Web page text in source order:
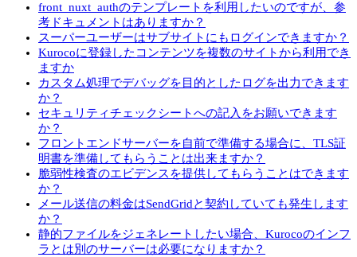
front_nuxt_authのテンプレートを利用したいのですが、参
考ドキュメントはありますか？
スーパーユーザーはサブサイトにもログインできますか？
Kurocoに登録したコンテンツを複数のサイトから利用でき
ますか
カスタム処理でデバッグを目的としたログを出力できます
か？
セキュリティチェックシートへの記入をお願いできます
か？
フロントエンドサーバーを自前で準備する場合に、TLS証
明書を準備してもらうことは出来ますか？
脆弱性検査のエビデンスを提供してもらうことはできます
か？
メール送信の料金はSendGridと契約していても発生します
か？
静的ファイルをジェネレートしたい場合、Kurocoのインフ
ラとは別のサーバーは必要になりますか？